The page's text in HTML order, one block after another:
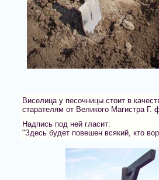
Виселица у песочницы стоит в
старателям от Великого Магистра Г.
Надпись под ней гласит:
"Здесь будет повешен всякий, кто